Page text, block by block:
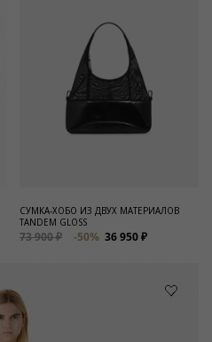
СУМКА-ХОБО ИЗ ДВУХ МАТЕРИАЛОВ
TANDEM GLOSS
73 900 ₽ -50% 36 950 ₽